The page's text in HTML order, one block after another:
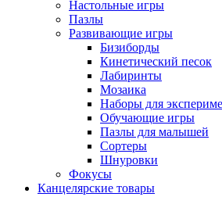
Настольные игры
Пазлы
Развивающие игры
Бизиборды
Кинетический песок
Лабиринты
Мозаика
Наборы для
Обучающие игры
Пазлы для малышей
Сортеры
Шнуровки
Фокусы
Канцелярские товары